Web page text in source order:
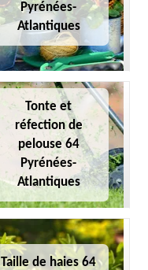
Pyrénées-
Atlantiques
Tonte et
réfection de
pelouse 64
Pyrénées-
Atlantiques
Taille de haies 64